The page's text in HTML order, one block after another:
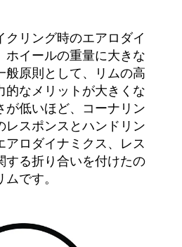
クリング時のエアロダイ
ホイールの重量に大きな
般原則として、リムの高
的なメリットが大きくな
が低いほど、コーナリン
レスポンスとハンドリン
アロダイナミクス、レス
する折り合いを付けたの
です。